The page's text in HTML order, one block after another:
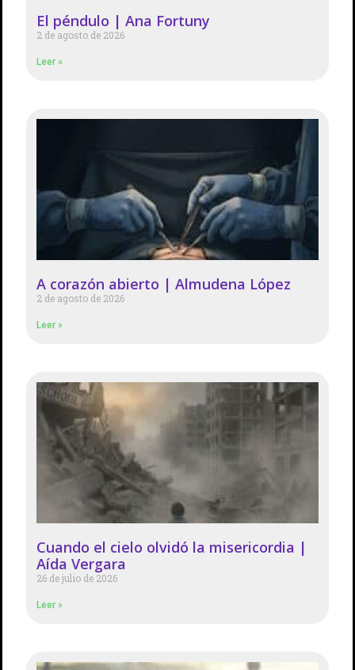
El péndulo | Ana Fortuny
2 de agosto de 2026
Leer »
A corazón abierto | Almudena López
2 de agosto de 2026
Leer »
Cuando el cielo olvidó la misericordia |
Aída Vergara
26 de julio de 2026
Leer »